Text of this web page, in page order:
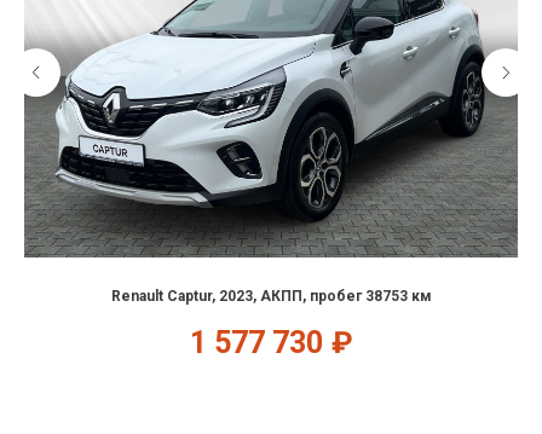
Renault Captur, 2023, АКПП, пробег 38753 км
1 577 730 ₽